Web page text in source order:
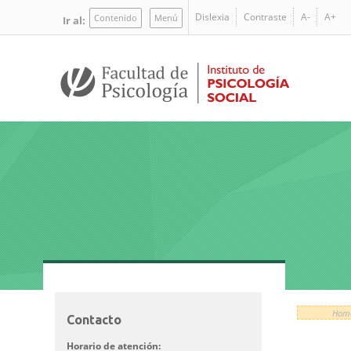
contenido
Ir al: Contenido Menú Dislexia Contraste A- A+
Contacto
Horario de atención: